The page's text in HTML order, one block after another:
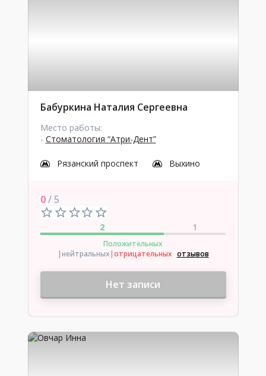
Бабуркина Наталия Сергеевна
Место работы:
- Стоматология “Атри-Дент”
Рязанский проспект Выхино
0/ 5
2 1
Положительных
|нейтральных|отрицательных отзывов
Нет записи